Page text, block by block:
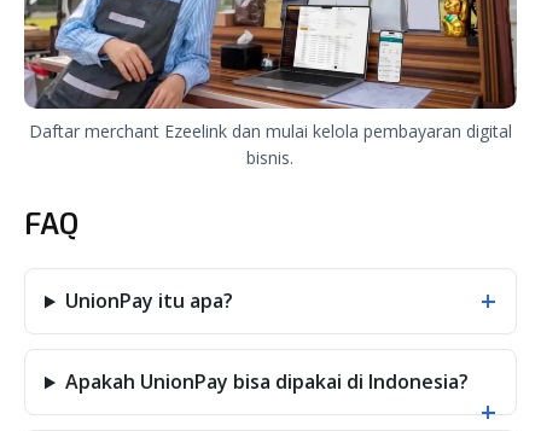
Daftar merchant Ezeelink dan mulai kelola pembayaran digital
bisnis.
FAQ
UnionPay itu apa? +
Apakah UnionPay bisa dipakai di Indonesia?
+